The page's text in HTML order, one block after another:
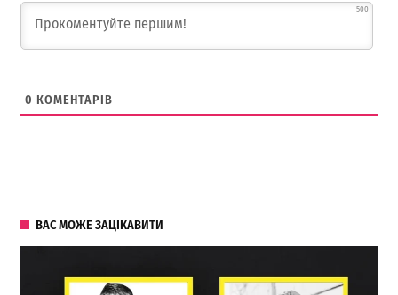
500
0 КОМЕНТАРІВ
ВАС МОЖЕ ЗАЦІКАВИТИ